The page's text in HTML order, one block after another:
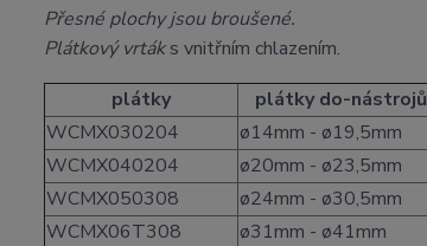
Přesné plochy jsou broušené.
Plátkový vrtáks vnitřním chlazením.
plátky
plátky do-nástrojů
WCMX030204
ø14mm - ø19,5mm
WCMX040204
ø20mm - ø23,5mm
WCMX050308
ø24mm - ø30,5mm
WCMX06T308
ø31mm - ø41mm